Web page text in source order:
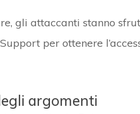
gli attaccanti stanno
per ottenere
argomenti